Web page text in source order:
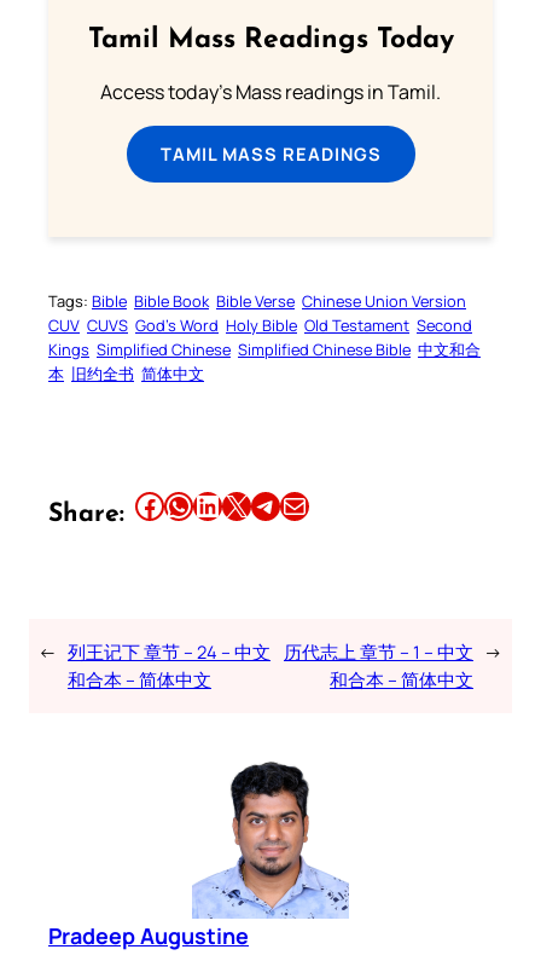
Tamil Mass Readings Today
Access today's Mass readings in Tamil.
TAMIL MASS READINGS
Tags: Bible Bible Book Bible Verse Chinese Union Version
CUV CUVS God’s Word Holy Bible Old Testament Second
Kings Simplified Chinese Simplified Chinese Bible 中文和合
本 旧约全书 简体中文
Share: Share this article on Facebook Share this article on WhatsApp Share this article on LinkedIn Share this article on X Share this article on TelegramEmail this Article
← 列王记下 章节 – 24 – 中文
和合本 – 简体中文
历代志上 章节 – 1 – 中文
和合本 – 简体中文
→
Pradeep Augustine